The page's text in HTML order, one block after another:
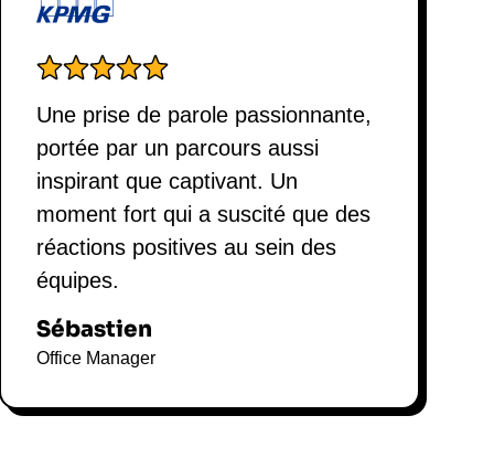
Une prise de parole passionnante,
portée par un parcours aussi
inspirant que captivant. Un
moment fort qui a suscité que des
réactions positives au sein des
équipes.
Sébastien
Office Manager